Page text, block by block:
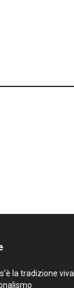
la tradizione